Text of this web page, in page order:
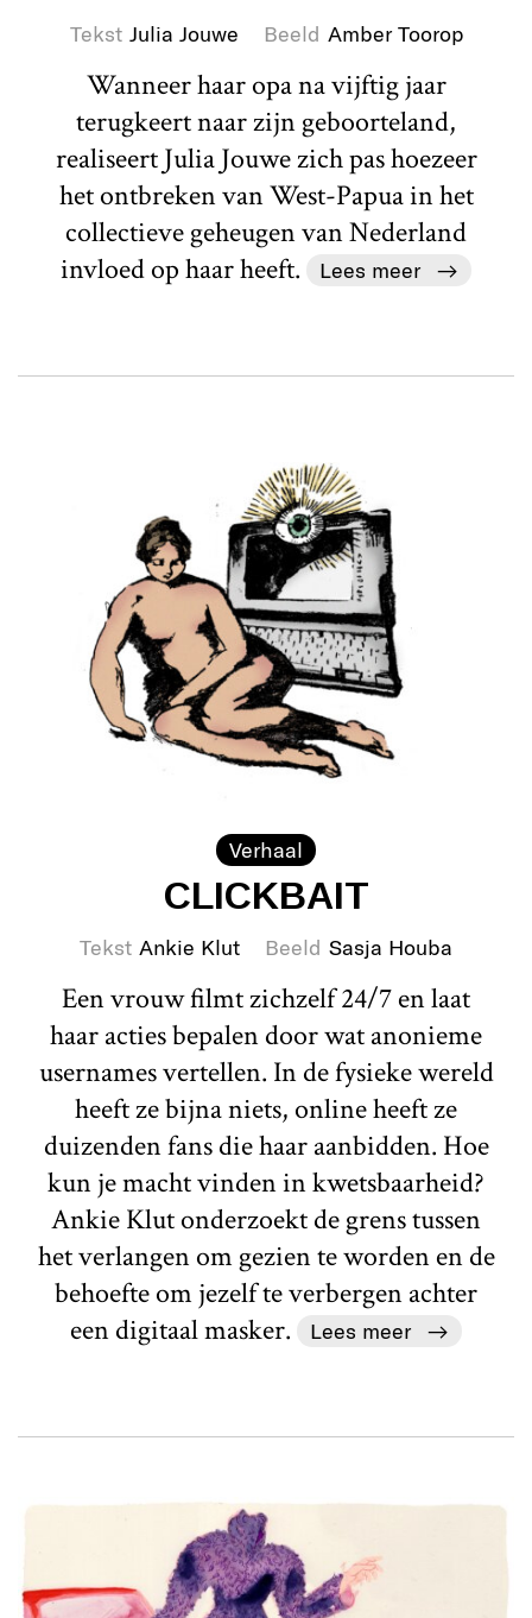
Tekst Julia Jouwe Beeld Amber Toorop
Wanneer haar opa na vijftig jaar
terugkeert naar zijn geboorteland,
realiseert Julia Jouwe zich pas hoezeer
het ontbreken van West-Papua in het
collectieve geheugen van Nederland
invloed op haar heeft.
Lees meer
Verhaal
CLICKBAIT
Tekst Ankie Klut Beeld Sasja Houba
Een vrouw filmt zichzelf 24/7 en laat
haar acties bepalen door wat anonieme
usernames vertellen. In de fysieke wereld
heeft ze bijna niets, online heeft ze
duizenden fans die haar aanbidden. Hoe
kun je macht vinden in kwetsbaarheid?
Ankie Klut onderzoekt de grens tussen
het verlangen om gezien te worden en de
behoefte om jezelf te verbergen achter
een digitaal masker.
Lees meer